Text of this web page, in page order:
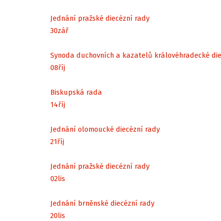
Jednání pražské diecézní rady
30zář
Synoda duchovních a kazatelů královéhradecké
08říj
Biskupská rada
14říj
Jednání olomoucké diecézní rady
21říj
Jednání pražské diecézní rady
02lis
Jednání brněnské diecézní rady
20lis